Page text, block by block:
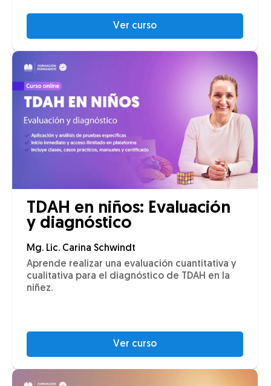
Ver curso
TDAH en niños: Evaluación
y diagnóstico
Mg. Lic. Carina Schwindt
Aprende realizar una evaluación cuantitativa y
cualitativa para el diagnóstico de TDAH en la
niñez.
Ver curso